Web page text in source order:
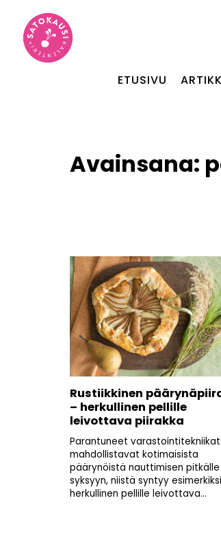
ETUSIVU
Avainsana:
Rustiikkinen
– herkullinen pellille
leivottava piirakka
Parantuneet varastointitekniikat
mahdollistavat kotimaisista
päärynöistä nauttimisen pitkälle
syksyyn, niistä syntyy esimerkiksi
herkullinen pellille leivottava...